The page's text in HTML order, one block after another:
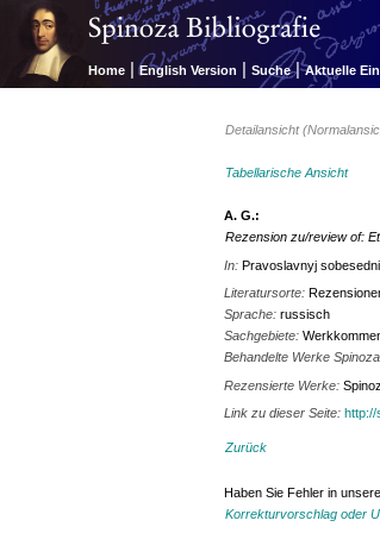
Home | English Version | Suche | Aktuelle
Detailansicht
Tabellarische Ansicht
A. G.:
Rezension zu/review of:
In:Pravoslavnyj
Literatursorte:
Sprache:russisch
Sachgebiete:
Behandelte Werke
Rezensierte Werke:
Link zu dieser Seite:http://
Zurück
Haben Sie Fehler in
Korrekturvorschlag oder